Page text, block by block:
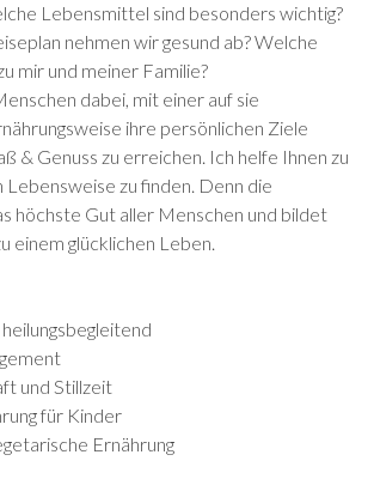
Lebensmittel sind besonders wichtig?
nehmen wir gesund ab? Welche
mir und meiner Familie?
dabei, mit einer auf sie
ihre persönlichen Ziele
& Genuss zu erreichen. Ich helfe Ihnen zu
Lebensweise zu finden. Denn die
höchste Gut aller Menschen und bildet
einem glücklichen Leben.
und Stillzeit
für Kinder
Ernährung